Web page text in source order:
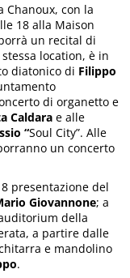
Chanoux, con la
18 alla Maison
un recital di
location, è in
diatonico di Filippo
di organetto e
Caldarae alle
“Soul City”. Alle
un concerto
presentazione del
Giovannone; a
della
a partire dalle
e mandolino
.